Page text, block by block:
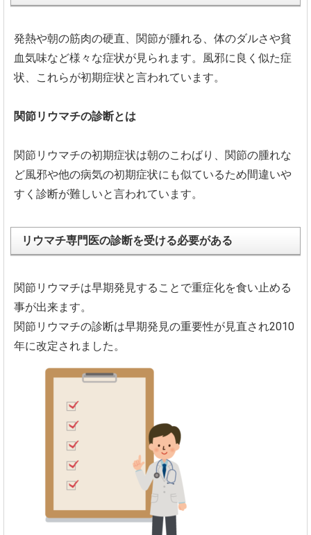
発熱や朝の筋肉の硬直、関節が腫れる、 体のダルさや貧
血気味など様々な症状が見られます。 風邪に良く似た症
状、これらが初期症状と言われています。
関節リウマチの診断とは
関節リウマチの初期症状は朝のこわばり、 関節の腫れな
ど風邪や他の病気の初期症状にも似ているため間違いや
すく診断が難しいと言われています。
リウマチ専門医の診断を受ける必要がある
関節リウマチは早期発見することで重症化を食い止める
事が出来ま す。
関節リウマチの診断は早期発見の重要性が見直され2010
年に改定されました。